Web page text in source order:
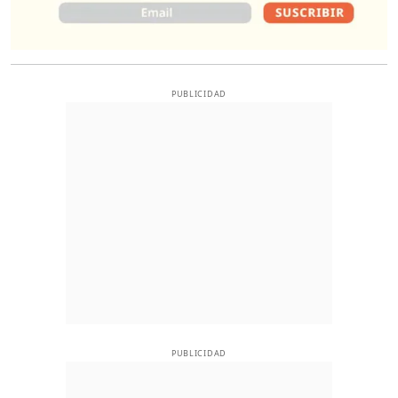
PUBLICIDAD
PUBLICIDAD